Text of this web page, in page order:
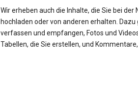
Wir erheben auch die Inhalte, die Sie bei
hochladen oder von anderen erhalten.
verfassen und empfangen, Fotos und
Tabellen, die Sie erstellen, und